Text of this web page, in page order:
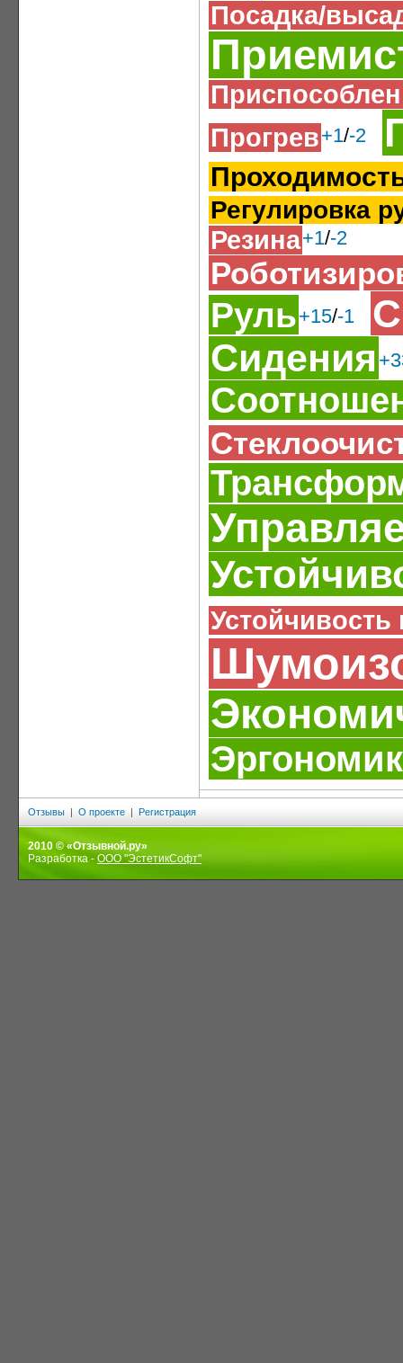
Посадка/
Прогрев+1/-2
Регулировка
Резина+1/-2
Руль+15/-1
Сидения
Устойчивость
Отзывы | О проекте | Регистрация
2010 © «Отзывной.ру»
Разработка - ООО "ЭстетикСофт"